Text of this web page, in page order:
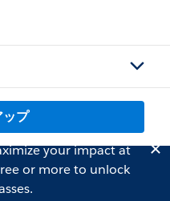
ップ
your impact at
or more to unlock